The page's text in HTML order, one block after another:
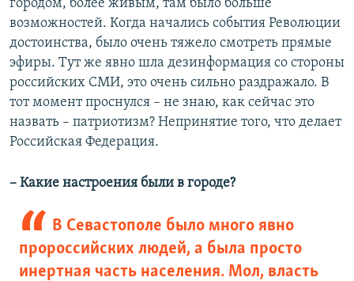
городом, более живым, там было больше
возможностей. Когда начались события Революции
достоинства, было очень тяжело смотреть прямые
эфиры. Тут же явно шла дезинформация со стороны
российских СМИ, это очень сильно раздражало. В
тот момент проснулся – не знаю, как сейчас это
назвать – патриотизм? Непринятие того, что делает
Российская Федерация.
– Какие настроения были в городе?
В Севастополе было много явно
пророссийских людей, а была просто
инертная часть населения. Мол, власть